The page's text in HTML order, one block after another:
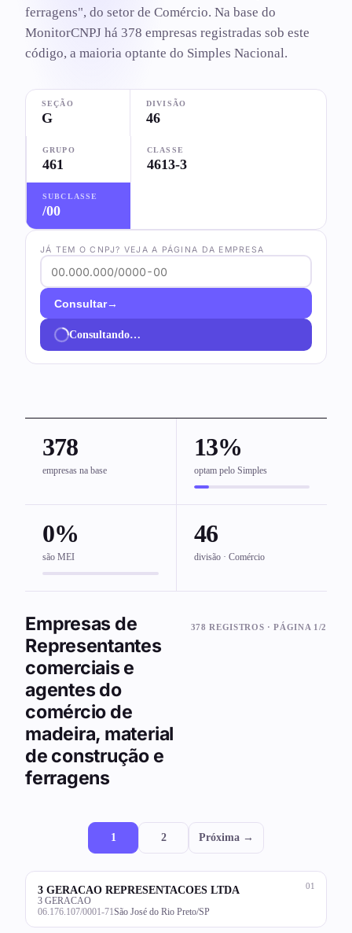
ferragens", do setor de Comércio. Na base do
MonitorCNPJ há 378 empresas registradas sob este
código, a maioria optante do Simples Nacional.
SEÇÃO
G
DIVISÃO
46
GRUPO
461
CLASSE
4613-3
SUBCLASSE
/00
JÁ TEM O CNPJ? VEJA A PÁGINA DA EMPRESA
Consultar→
Consultando…
378
empresas na base
13%
optam pelo Simples
0%
são MEI
46
divisão · Comércio
Empresas de
Representantes
comerciais e
agentes do
comércio de
madeira, material
de construção e
ferragens
378 REGISTROS · PÁGINA 1/2
1 2 Próxima →
01
3 GERACAO REPRESENTACOES LTDA
3 GERACAO
06.176.107/0001-71 São José do Rio Preto/SP